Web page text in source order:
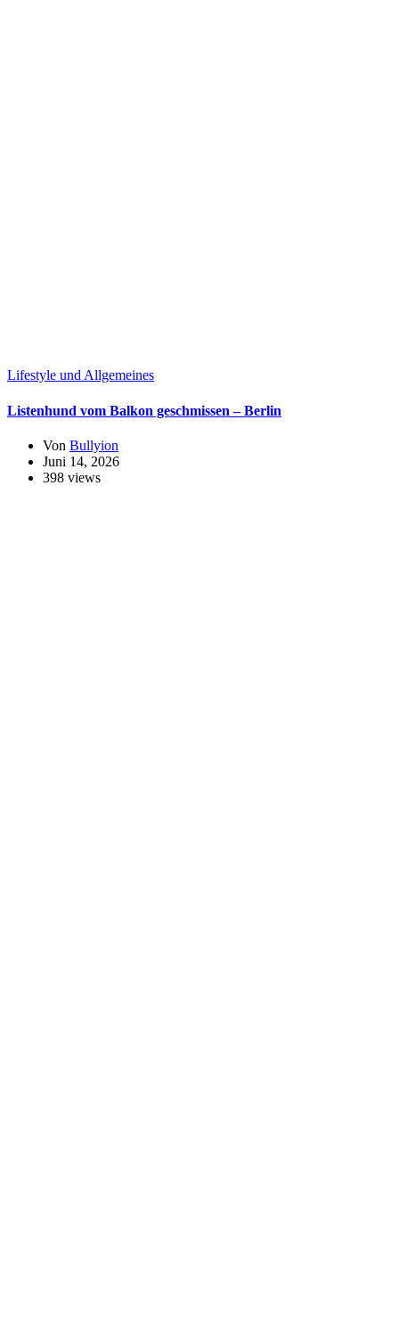
Lifestyle und Allgemeines
Listenhund vom Balkon geschmissen – Berlin
Von Bullyion
Juni 14, 2026
398 views